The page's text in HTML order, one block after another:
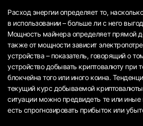
Расход энергии определяет то,
в использовании – больше ли с него
Мощность майнера определяет прямой
также от мощности зависит
устройства – показатель, говорящий о
устройство добывать криптовалюту при
блокчейна того или иного коина.
текущий курс добываемой
ситуации можно предвидеть те или иные
есть спрогнозировать прибыток или